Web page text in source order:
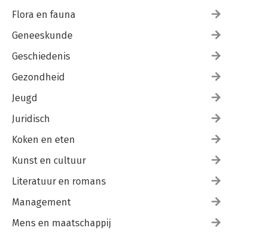
Flora en fauna
Geneeskunde
Geschiedenis
Gezondheid
Jeugd
Juridisch
Koken en eten
Kunst en cultuur
Literatuur en romans
Management
Mens en maatschappij